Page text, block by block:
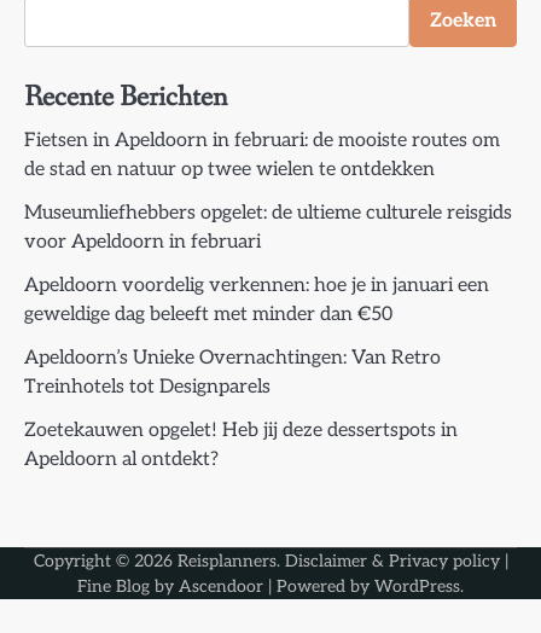
Zoeken
Recente Berichten
Fietsen in Apeldoorn in februari: de mooiste routes om
de stad en natuur op twee wielen te ontdekken
Museumliefhebbers opgelet: de ultieme culturele reisgids
voor Apeldoorn in februari
Apeldoorn voordelig verkennen: hoe je in januari een
geweldige dag beleeft met minder dan €50
Apeldoorn’s Unieke Overnachtingen: Van Retro
Treinhotels tot Designparels
Zoetekauwen opgelet! Heb jij deze dessertspots in
Apeldoorn al ontdekt?
Copyright © 2026 Reisplanners. Disclaimer & Privacy policy|
Fine Blog by Ascendoor | Powered by WordPress.